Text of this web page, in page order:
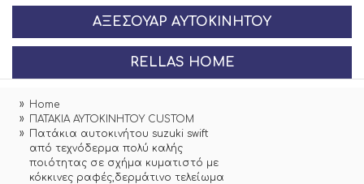
ΑΞΕΣΟΥΆΡ ΑΥΤΟΚΙΝΉΤΟΥ
RELLAS HOME
Home
ΠΑΤΑΚΙΑ ΑΥΤΟΚΙΝΗΤΟΥ CUSTOM
Πατάκια αυτοκινήτου suzuki swift
από τεχνόδερμα πολύ καλής
ποιότητας σε σχήμα κυματιστό με
κόκκινες ραφές,δερμάτινο τελείωμα